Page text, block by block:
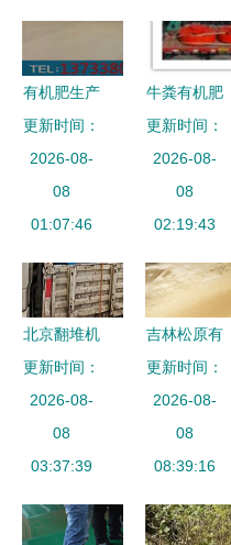
有机肥生产
线翻堆机选
购指南 如
何找到可靠
厂家
更新时间：
2026-08-
08
01:07:46
牛粪有机肥
生产线设备
相关知识说
明及其加工
工艺介绍
更新时间：
2026-08-
08
02:19:43
北京翻堆机
的发展与应
用
更新时间：
2026-08-
08
03:37:39
吉林松原有
机肥加工设
备规格及选
型建议
更新时间：
2026-08-
08
08:39:16